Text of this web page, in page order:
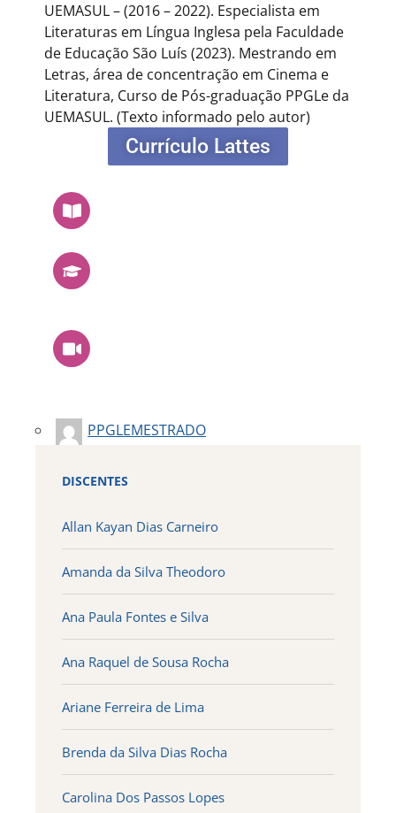
UEMASUL – (2016 – 2022). Especialista em
Literaturas em Língua Inglesa pela Faculdade
de Educação São Luís (2023). Mestrando em
Letras, área de concentração em Cinema e
Literatura, Curso de Pós-graduação PPGLe da
UEMASUL. (Texto informado pelo autor)
Currículo Lattes
PPGLEMESTRADO
DISCENTES
Allan Kayan Dias Carneiro
Amanda da Silva Theodoro
Ana Paula Fontes e Silva
Ana Raquel de Sousa Rocha
Ariane Ferreira de Lima
Brenda da Silva Dias Rocha
Carolina Dos Passos Lopes